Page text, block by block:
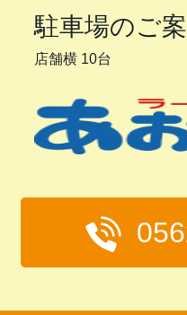
駐車場のご
店舗横 10台